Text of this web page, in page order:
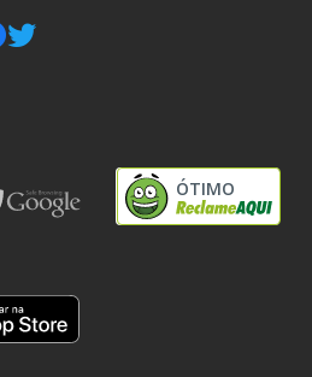
ÓTIMO